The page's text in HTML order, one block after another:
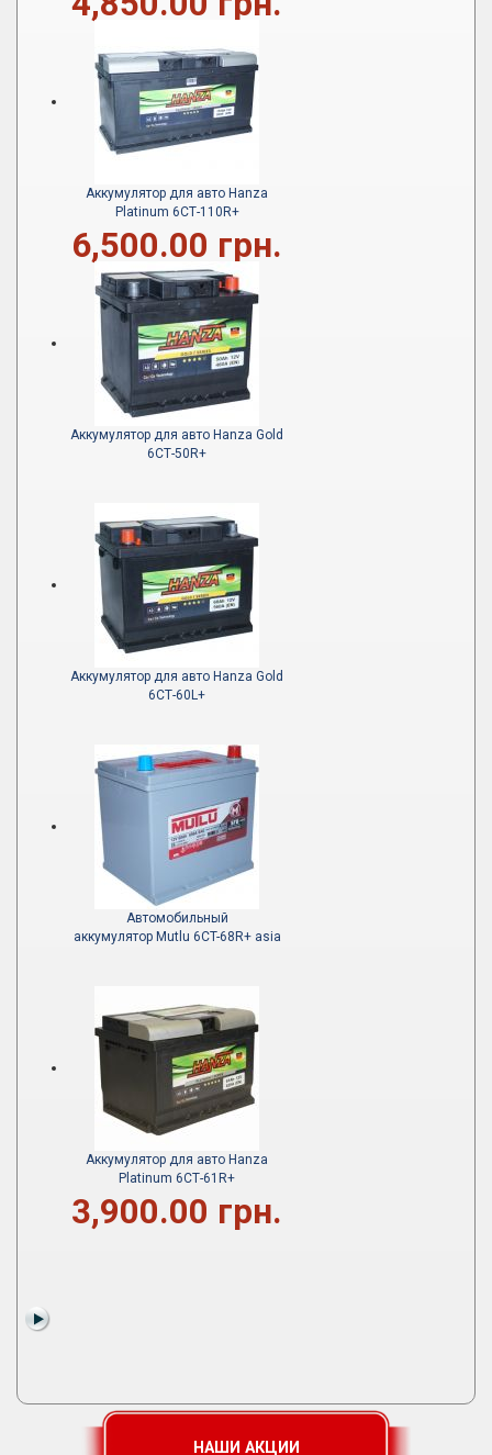
Аккумулятор для авто Hanza
Platinum 6СТ-110R+
6,500.00 грн.
Аккумулятор для авто Hanza Gold
6СТ-50R+
Аккумулятор для авто Hanza Gold
6СТ-60L+
Автомобильный
аккумулятор Mutlu 6CT-68R+ asia
Аккумулятор для авто Hanza
Platinum 6СТ-61R+
3,900.00 грн.
НАШИ АКЦИИ